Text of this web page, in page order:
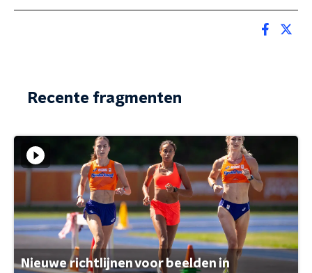
Recente fragmenten
Nieuwe richtlijnen voor beelden in